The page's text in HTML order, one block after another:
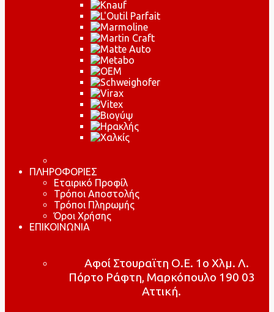
ΠΛΗΡΟΦΟΡΙΕΣ
Εταιρικό Προφίλ
Τρόποι Αποστολής
Τρόποι Πληρωμής
Όροι Χρήσης
ΕΠΙΚΟΙΝΩΝΙΑ
Αφοί Στουραϊτη Ο.Ε. 1ο Χλμ. Λ.
Πόρτο Ράφτη, Μαρκόπουλο 190 03
Αττική.